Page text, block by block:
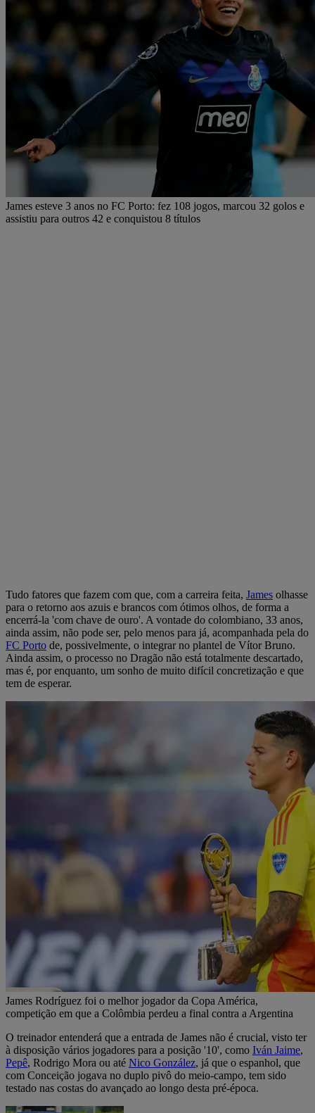
James esteve 3 anos no FC Porto: fez 108 jogos, marcou 32 golos e
assistiu para outros 42 e conquistou 8 títulos
Tudo fatores que fazem com que, com a carreira feita, James olhasse
para o retorno aos azuis e brancos com ótimos olhos, de forma a
encerrá-la 'com chave de ouro'. A vontade do colombiano, 33 anos,
ainda assim, não pode ser, pelo menos para já, acompanhada pela do
FC Porto de, possivelmente, o integrar no plantel de Vítor Bruno.
Ainda assim, o processo no Dragão não está totalmente descartado,
mas é, por enquanto, um sonho de muito difícil concretização e que
tem de esperar.
James Rodríguez foi o melhor jogador da Copa América,
competição em que a Colômbia perdeu a final contra a Argentina
O treinador entenderá que a entrada de James não é crucial, visto ter
à disposição vários jogadores para a posição '10', como Iván Jaime,
Pepê, Rodrigo Mora ou até Nico González, já que o espanhol, que
com Conceição jogava no duplo pivô do meio-campo, tem sido
testado nas costas do avançado ao longo desta pré-época.